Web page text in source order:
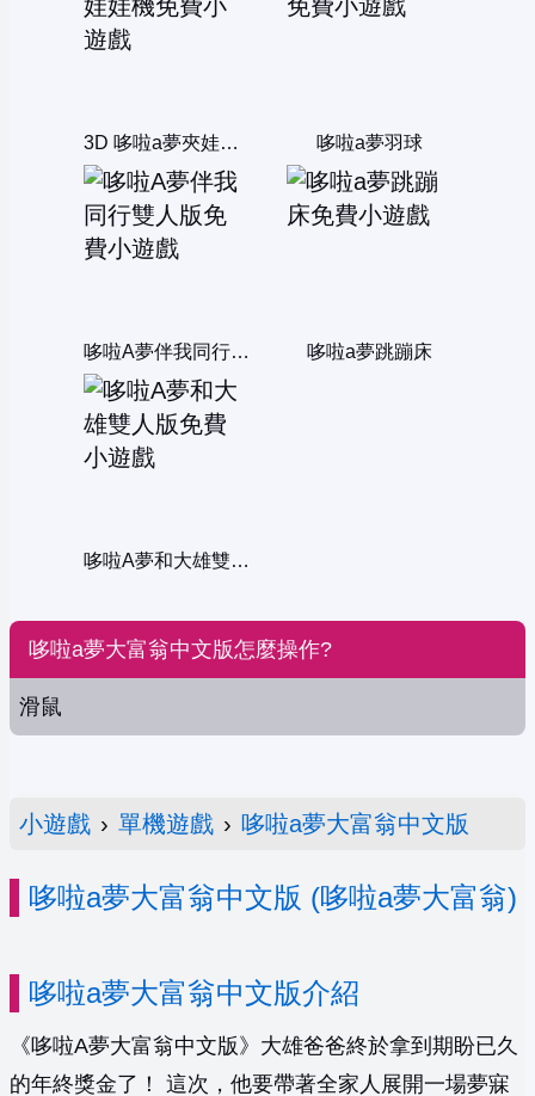
3D 哆啦a夢夾娃娃機 哆啦a夢羽球
哆啦A夢伴我同行雙人版 哆啦a夢跳蹦床
哆啦A夢和大雄雙人版
哆啦a夢大富翁中文版怎麼操作?
滑鼠
小遊戲 › 單機遊戲 › 哆啦a夢大富翁中文版
哆啦a夢大富翁中文版 (哆啦a夢大富翁)
哆啦a夢大富翁中文版介紹
《哆啦A夢大富翁中文版》大雄爸爸終於拿到期盼已久
的年終獎金了！ 這次，他要帶著全家人展開一場夢寐